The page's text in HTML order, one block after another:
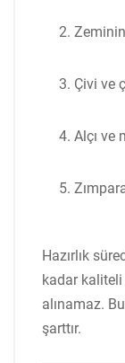
Çivi ve
Alçı ve
Hazırlık
kadar
alınamaz.
şarttır.